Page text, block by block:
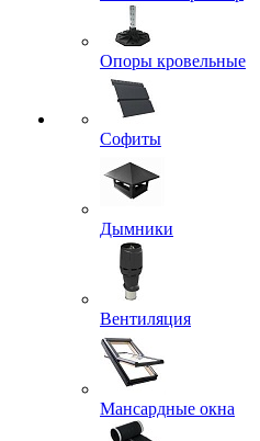
Опоры кровельные
Софиты
Дымники
Вентиляция
Мансардные окна